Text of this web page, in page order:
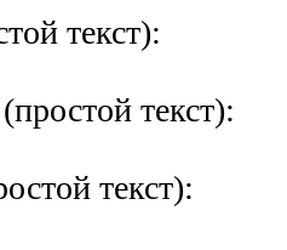
текст):
текст):
текст):